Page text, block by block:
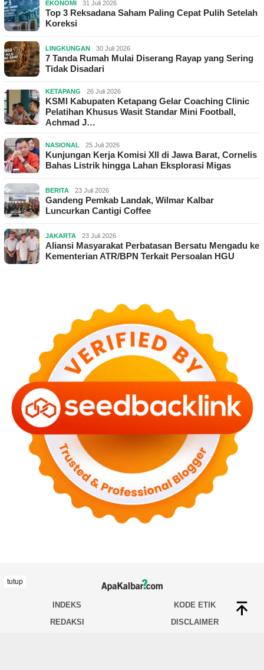
EKONOMI 31 Juli 2026
Top 3 Reksadana Saham Paling Cepat Pulih Setelah
Koreksi
LINGKUNGAN 30 Juli 2026
7 Tanda Rumah Mulai Diserang Rayap yang Sering
Tidak Disadari
KETAPANG 26 Juli 2026
KSMI Kabupaten Ketapang Gelar Coaching Clinic
Pelatihan Khusus Wasit Standar Mini Football,
Achmad J…
NASIONAL 25 Juli 2026
Kunjungan Kerja Komisi XII di Jawa Barat, Cornelis
Bahas Listrik hingga Lahan Eksplorasi Migas
BERITA 23 Juli 2026
Gandeng Pemkab Landak, Wilmar Kalbar
Luncurkan Cantigi Coffee
JAKARTA 23 Juli 2026
Aliansi Masyarakat Perbatasan Bersatu Mengadu ke
Kementerian ATR/BPN Terkait Persoalan HGU
INDEKS
KODE ETIK
REDAKSI
DISCLAIMER
tutup